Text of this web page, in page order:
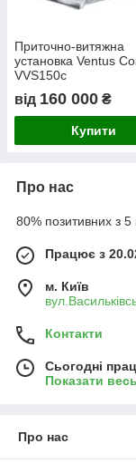
Приточно-витяжна
установка Ventus
VVS150c
від 160 000 ₴
Купити
Про нас
80% позитивних з 5
Працює з
м. Київ
Контакти
Сьогодні
Показати
Про нас